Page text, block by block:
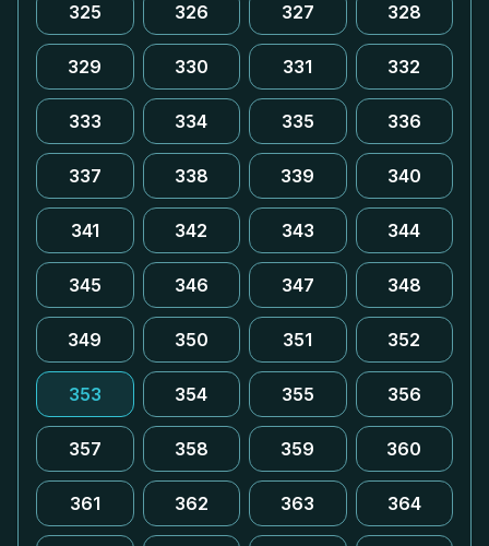
325 326 327 328
329 330 331 332
333 334 335 336
337 338 339 340
341 342 343 344
345 346 347 348
349 350 351 352
353 354 355 356
357 358 359 360
361 362 363 364